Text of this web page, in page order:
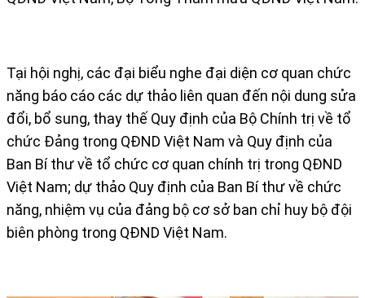
Tại hội nghị, các đại biểu nghe đại diện cơ quan chức
năng báo cáo các dự thảo liên quan đến nội dung sửa
đổi, bổ sung, thay thế Quy định của Bộ Chính trị về tổ
chức Đảng trong QĐND Việt Nam và Quy định của
Ban Bí thư về tổ chức cơ quan chính trị trong QĐND
Việt Nam; dự thảo Quy định của Ban Bí thư về chức
năng, nhiệm vụ của đảng bộ cơ sở ban chỉ huy bộ đội
biên phòng trong QĐND Việt Nam.